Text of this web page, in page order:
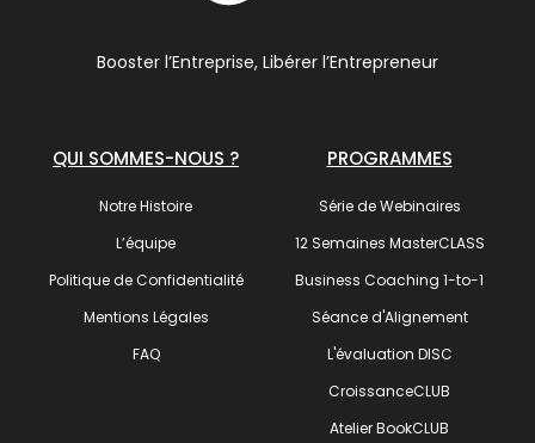
Booster l’Entreprise, Libérer l’Entrepreneur
QUI SOMMES-NOUS ?
Notre Histoire
L’équipe
Politique de Confidentialité
Mentions Légales
FAQ
PROGRAMMES
Série de Webinaires
12 Semaines MasterCLASS
Business Coaching 1-to-1
Séance d'Alignement
L'évaluation DISC
CroissanceCLUB
Atelier BookCLUB